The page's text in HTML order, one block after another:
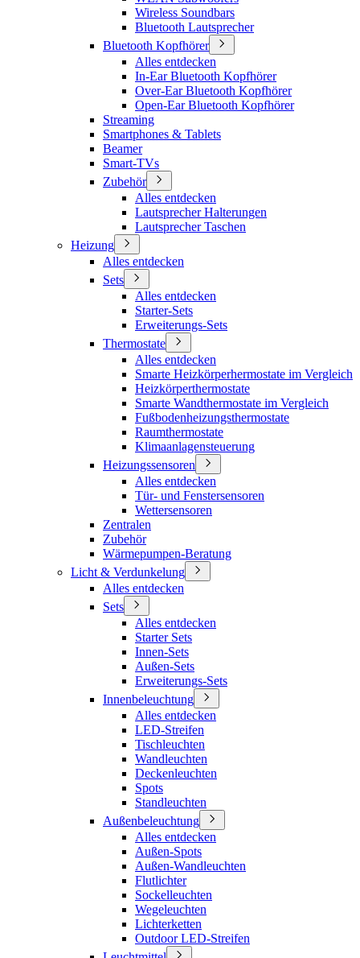
Wireless Soundbars
Bluetooth Lautsprecher
Bluetooth Kopfhörer
Alles entdecken
In-Ear Bluetooth Kopfhörer
Over-Ear Bluetooth Kopfhörer
Open-Ear Bluetooth Kopfhörer
Streaming
Smartphones & Tablets
Beamer
Smart-TVs
Zubehör
Alles entdecken
Lautsprecher Halterungen
Lautsprecher Taschen
Heizung
Alles entdecken
Sets
Alles entdecken
Starter-Sets
Erweiterungs-Sets
Thermostate
Alles entdecken
Smarte Heizkörperhermostate im Vergleich
Heizkörperthermostate
Smarte Wandthermostate im Vergleich
Fußbodenheizungsthermostate
Raumthermostate
Klimaanlagensteuerung
Heizungssensoren
Alles entdecken
Tür- und Fenstersensoren
Wettersensoren
Zentralen
Zubehör
Wärmepumpen-Beratung
Licht & Verdunkelung
Alles entdecken
Sets
Alles entdecken
Starter Sets
Innen-Sets
Außen-Sets
Erweiterungs-Sets
Innenbeleuchtung
Alles entdecken
LED-Streifen
Tischleuchten
Wandleuchten
Deckenleuchten
Spots
Standleuchten
Außenbeleuchtung
Alles entdecken
Außen-Spots
Außen-Wandleuchten
Flutlichter
Sockelleuchten
Wegeleuchten
Lichterketten
Outdoor LED-Streifen